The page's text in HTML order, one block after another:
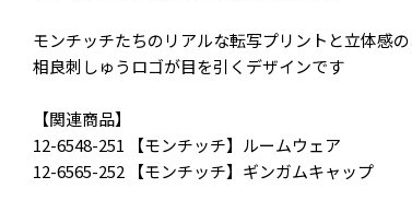
モンチッチたちのリアルな転写プリントと立体感
相良刺しゅうロゴが目を引くデザインです
【関連商品】
12-6548-251 【モンチッチ】ルームウェア
12-6565-252 【モンチッチ】ギンガムキャップ